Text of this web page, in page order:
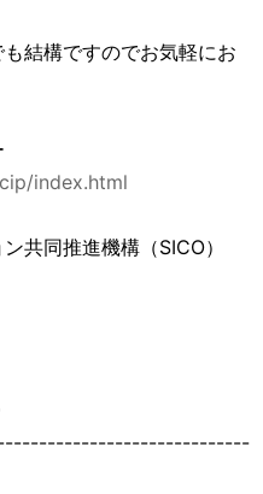
結構ですのでお気軽にお
index.html
共同推進機構（SICO）